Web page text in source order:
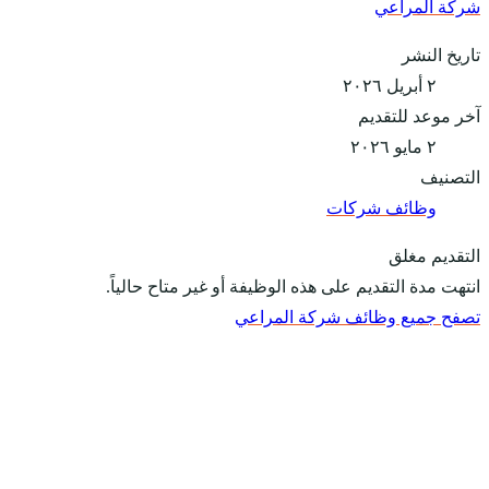
شركة المراعي
تاريخ النشر
٢ أبريل ٢٠٢٦
آخر موعد للتقديم
٢ مايو ٢٠٢٦
التصنيف
وظائف شركات
التقديم مغلق
انتهت مدة التقديم على هذه الوظيفة أو غير متاح حالياً.
تصفح جميع وظائف شركة المراعي